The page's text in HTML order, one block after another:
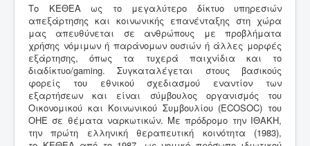
Το ΚΕΘΕΑ ως το μεγαλύτερο δίκτυο υπηρεσιών
απεξάρτησης και κοινωνικής επανένταξης στη χώρα
μας απευθύνεται σε ανθρώπους με προβλήματα
χρήσης νόμιμων ή παράνομων ουσιών ή άλλες μορφές
εξάρτησης, όπως τα τυχερά παιχνίδια και το
διαδίκτυο/gaming. Συγκαταλέγεται στους βασικούς
φορείς του εθνικού σχεδιασμού εναντίον των
εξαρτήσεων και είναι σύμβουλος οργανισμός του
Οικονομικού και Κοινωνικού Συμβουλίου (ECOSOC) του
ΟΗΕ σε θέματα ναρκωτικών. Με πρόδρομο την ΙΘΑΚΗ,
την πρώτη ελληνική θεραπευτική κοινότητα (1983),